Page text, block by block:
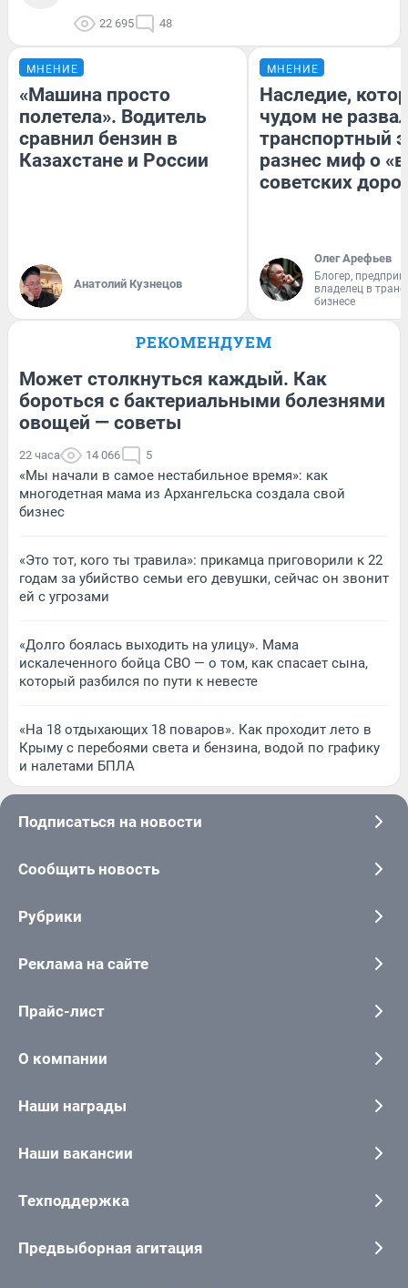
22 695 48
МНЕНИЕ
«Машина просто
полетела». Водитель
сравнил бензин в
Казахстане и России
Анатолий Кузнецов
МНЕНИЕ
Наследие,
чудом не
транспортный
разнес миф о
советских
Олег Арефьев
Блогер,
владелец в
бизнесе
РЕКОМЕНДУЕМ
Может столкнуться каждый. Как
бороться с бактериальными болезнями
овощей — советы
22 часа 14 066 5
«Мы начали в самое нестабильное время»: как
многодетная мама из Архангельска создала свой
бизнес
«Это тот, кого ты травила»: прикамца приговорили к 22
годам за убийство семьи его девушки, сейчас он звонит
ей с угрозами
«Долго боялась выходить на улицу». Мама
искалеченного бойца СВО — о том, как спасает сына,
который разбился по пути к невесте
«На 18 отдыхающих 18 поваров». Как проходит лето в
Крыму с перебоями света и бензина, водой по графику
и налетами БПЛА
Подписаться на новости
Сообщить новость
Рубрики
Реклама на сайте
Прайс-лист
О компании
Наши награды
Наши вакансии
Техподдержка
Предвыборная агитация